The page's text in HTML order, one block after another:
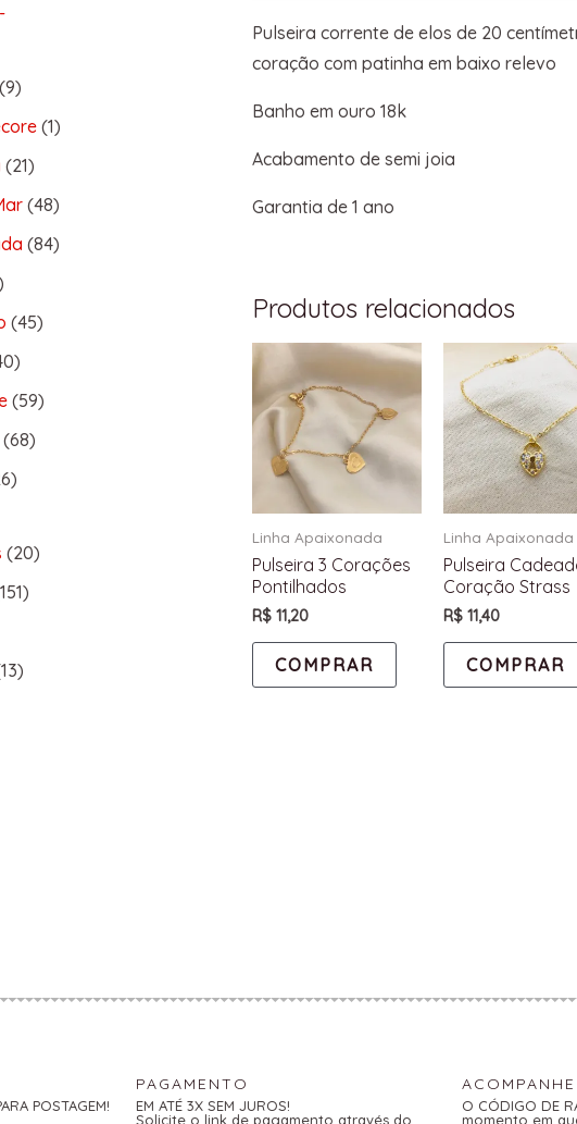
9
1
21
48
84
45
59
68
20
151
13
Pulseira corrente de elos de 20
coração com patinha em baixo relevo
Banho em ouro 18k
Acabamento de semi joia
Garantia de 1 ano
Produtos relacionados
Linha Apaixonada
Pulseira 3 Corações
Pontilhados
R$11,20
COMPRAR
Linha Apaixonada
Pulseira
Coração Strass
R$ 11,40
COMPRAR
POSTAGEM!
PAGAMENTO
EM ATÉ 3X SEM JUROS!
Solicite o link de pagamento através do
O CÓDIGO DE
momento em